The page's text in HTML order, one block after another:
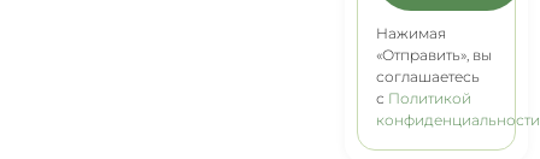
Нажимая
«Отправить», вы
соглашаетесь
с Политикой
конфиденциальности